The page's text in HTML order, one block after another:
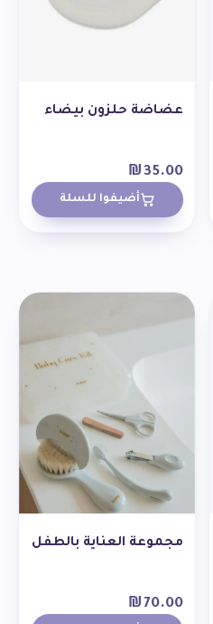
عضاضة حلزون بيضاء
₪35.00
أضيفوا للسلة
مجموعة العناية بالطفل
₪ 70.00